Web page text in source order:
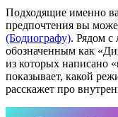
Подходящие именно
предпочтения вы
(Бодиографу). Рядом с
обозначенным как
из которых написано
показывает, какой
расскажет про